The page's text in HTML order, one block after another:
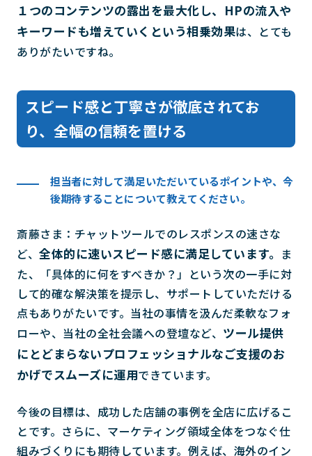
１つのコンテンツの露出を最大化し、HPの流入や
キーワードも増えていくという相乗効果は、とても
ありがたいですね。
スピード感と丁寧さが徹底されてお
り、全幅の信頼を置ける
担当者に対して満足いただいているポイントや、今
後期待することについて教えてください。
斎藤さま：チャットツールでのレスポンスの速さな
ど、 全体的に速いスピード感に満足しています。 ま
た、「具体的に何をすべきか？」という次の一手に対
して的確な解決策を提示し、サポートしていただける
点もありがたいです。当社の事情を汲んだ柔軟なフォ
ローや、当社の全社会議への登壇など、 ツール提供
にとどまらないプロフェッショナルなご支援のお
かげでスムーズに運用できています。
今後の目標は、成功した店舗の事例を全店に広げるこ
とです。さらに、マーケティング領域全体をつなぐ仕
組みづくりにも期待しています。例えば、海外のイン